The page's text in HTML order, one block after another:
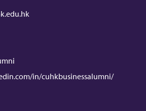
in/cuhkbusinessalumni/